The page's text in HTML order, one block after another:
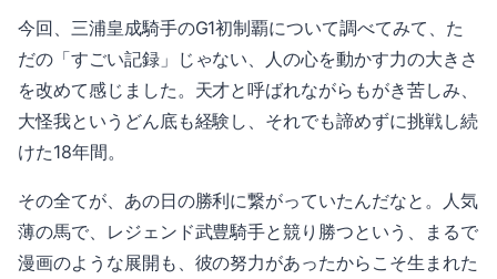
今回、三浦皇成騎手のG1初制覇について調べてみて、た
だの「すごい記録」じゃない、人の心を動かす力の大きさ
を改めて感じました。天才と呼ばれながらもがき苦しみ、
大怪我というどん底も経験し、それでも諦めずに挑戦し続
けた18年間。
その全てが、あの日の勝利に繋がっていたんだなと。人気
薄の馬で、レジェンド武豊騎手と競り勝つという、まるで
漫画のような展開も、彼の努力があったからこそ生まれた